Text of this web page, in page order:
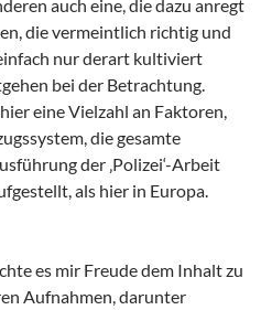
auch eine, die dazu anregt
die vermeintlich richtig und
nur derart kultiviert
bei der Betrachtung.
eine Vielzahl an Faktoren,
die gesamte
der ‚Polizei‘-Arbeit
als hier in Europa.
es mir Freude dem Inhalt zu
Aufnahmen, darunter